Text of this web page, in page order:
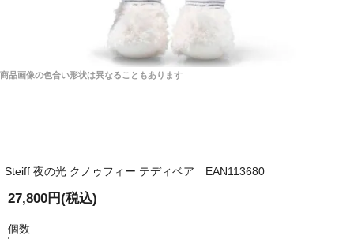
商品画像の色合い形状は異なることもあります
Steiff 夜の光 クノゥフィー テディベア EAN113680
27,800円(税込)
個数